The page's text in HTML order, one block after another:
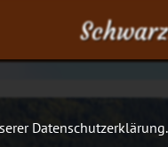
Datenschutzerklärung.